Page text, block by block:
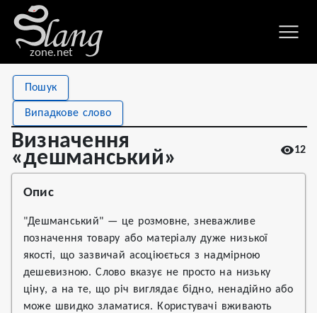
zone.net
Пошук
Випадкове слово
Визначення
«дешманський» 12
Визначення «дешманський»
Stat
Views
Definitions 1
First seen
2026
Опис
"Дешманський" — це розмовне, зневажливе
позначення товару або матеріалу дуже низької
якості, що зазвичай асоціюється з надмірною
дешевизною. Слово вказує не просто на низьку
ціну, а на те, що річ виглядає бідно, ненадійно або
може швидко зламатися. Користувачі вживають